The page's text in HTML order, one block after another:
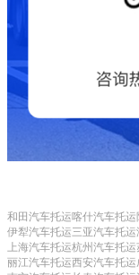
和田汽车托运喀什汽车托运
伊犁汽车托运三亚汽车托运
上海汽车托运杭州汽车托运
丽江汽车托运西安汽车托运